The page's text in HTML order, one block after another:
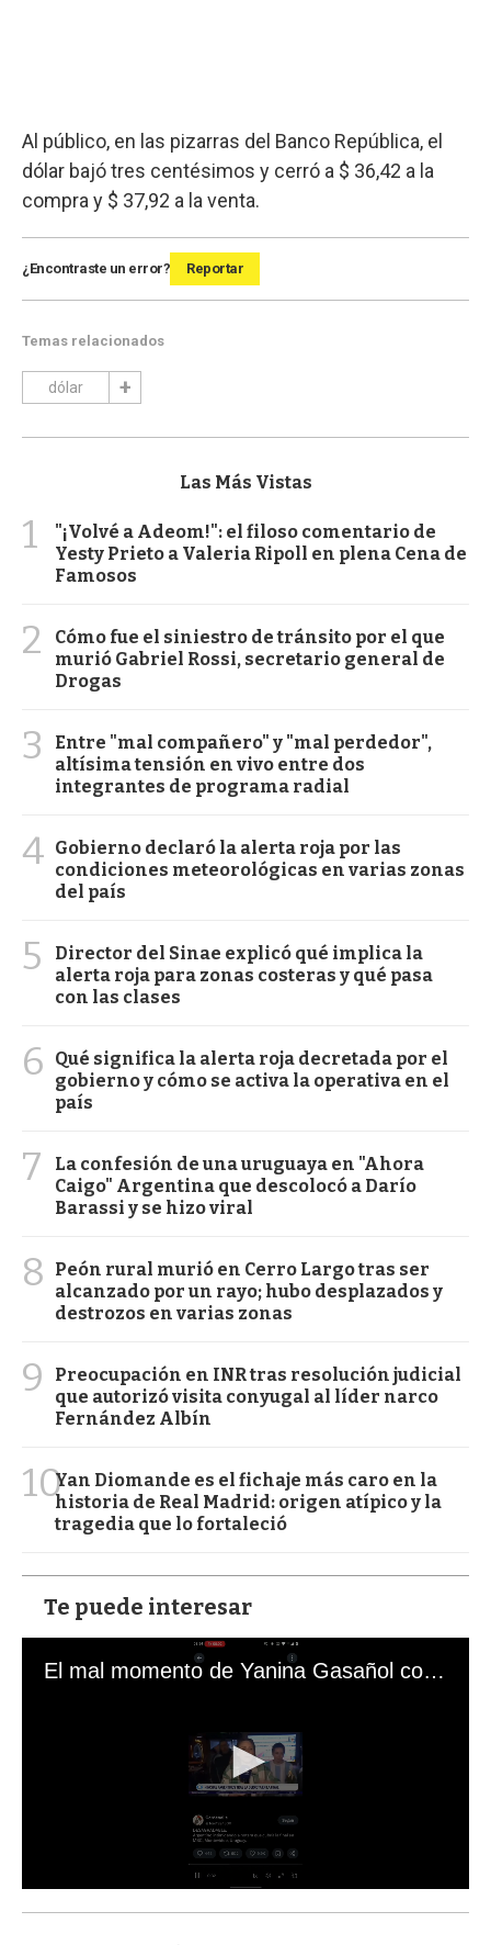
Al público, en las pizarras del Banco República, el
dólar bajó tres centésimos y cerró a $ 36,42 a la
compra y $ 37,92 a la venta.
¿Encontraste un error? Reportar
Temas relacionados
dólar
Las Más Vistas
1
"¡Volvé a Adeom!": el filoso comentario de
Yesty Prieto a Valeria Ripoll en plena Cena de
Famosos
2
Cómo fue el siniestro de tránsito por el que
murió Gabriel Rossi, secretario general de
Drogas
3
Entre "mal compañero" y "mal perdedor",
altísima tensión en vivo entre dos
integrantes de programa radial
4 Gobierno declaró la alerta roja por las
condiciones meteorológicas en varias zonas
del país
5
Director del Sinae explicó qué implica la
alerta roja para zonas costeras y qué pasa
con las clases
6
Qué significa la alerta roja decretada por el
gobierno y cómo se activa la operativa en el
país
7
La confesión de una uruguaya en "Ahora
Caigo" Argentina que descolocó a Darío
Barassi y se hizo viral
8
Peón rural murió en Cerro Largo tras ser
alcanzado por un rayo; hubo desplazados y
destrozos en varias zonas
9
Preocupación en INR tras resolución judicial
que autorizó visita conyugal al líder narco
Fernández Albín
10Yan Diomande es el fichaje más caro en la
historia de Real Madrid: origen atípico y la
tragedia que lo fortaleció
Te puede interesar
El mal momento de Yanina Gasañol con un hincha argentino en "Subrayado"
s